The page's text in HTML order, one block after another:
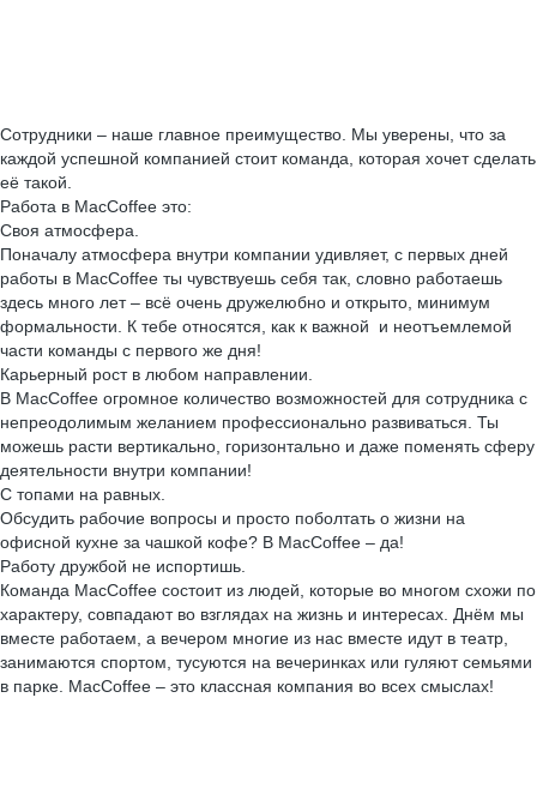
Сотрудники – наше главное преимущество. Мы уверены, что за
каждой успешной компанией стоит команда, которая хочет сделать
её такой.
Работа в MacCoffee это:
Своя атмосфера.
Поначалу атмосфера внутри компании удивляет, с первых дней
работы в MacCoffee ты чувствуешь себя так, словно работаешь
здесь много лет – всё очень дружелюбно и открыто, минимум
формальности. К тебе относятся, как к важной и неотъемлемой
части команды с первого же дня!
Карьерный рост в любом направлении.
В MacCoffee огромное количество возможностей для сотрудника с
непреодолимым желанием профессионально развиваться. Ты
можешь расти вертикально, горизонтально и даже поменять сферу
деятельности внутри компании!
С топами на равных.
Обсудить рабочие вопросы и просто поболтать о жизни на
офисной кухне за чашкой кофе? В MacCoffee – да!
Работу дружбой не испортишь.
Команда MacCoffee состоит из людей, которые во многом схожи по
характеру, совпадают во взглядах на жизнь и интересах. Днём мы
вместе работаем, а вечером многие из нас вместе идут в театр,
занимаются спортом, тусуются на вечеринках или гуляют семьями
в парке. MacCoffee – это классная компания во всех смыслах!